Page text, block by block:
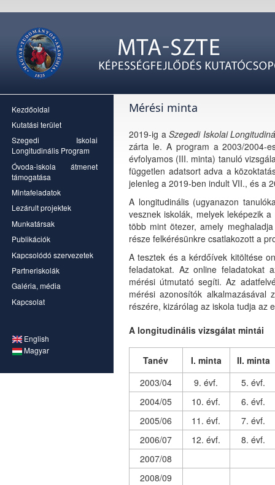
Kezdőoldal
Kutatási terület
Szegedi Iskolai
Longitudinális Program
Óvoda-iskola átmenet
támogatása
Mintafeladatok
Lezárult projektek
Munkatársak
Publikációk
Kapcsolódó szervezetek
Partneriskolák
Galéria, média
Kapcsolat
English
Magyar
Mérési minta
2019-ig aSzegedi Iskolai
zárta le. A program a 2003/2004-
évfolyamos (III. minta) tanuló
független adatsort adva a
jelenleg a 2019-ben indult VII., és a
A longitudinális (ugyanazon
vesznek iskolák, melyek leképezik
több mint ötezer, amely
része felkérésünkre csatlakozott a
A tesztek és a kérdőívek kitöltése
feladatokat. Az online feladatokat
mérési útmutató segíti. Az
mérési azonosítók
részére, kizárólag az iskola tudja az
A longitudinális vizsgálat mintái
Tanév I. minta
II. minta
2003/04
9. évf.
5. évf.
2004/05
10. évf.
6. évf.
2005/06
11. évf.
7. évf.
2006/07
12. évf.
8. évf.
2007/08
2008/09